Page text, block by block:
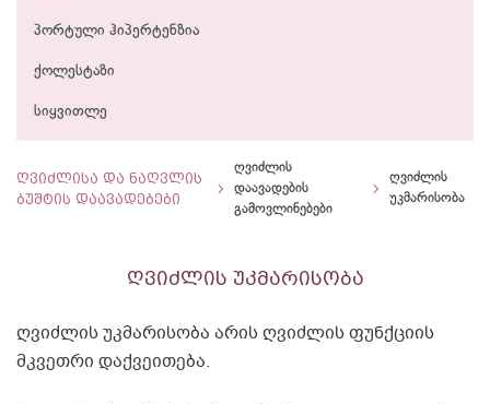
პორტული ჰიპერტენზია
ქოლესტაზი
სიყვითლე
ღვიძლისა და ნაღვლის
ბუშტის დაავადებები
ღვიძლის
დაავადების
გამოვლინებები
ღვიძლის
უკმარისობა
ღვიძლის უკმარისობა
ღვიძლის უკმარისობა არის ღვიძლის ფუნქციის
მკვეთრი დაქვეითება.